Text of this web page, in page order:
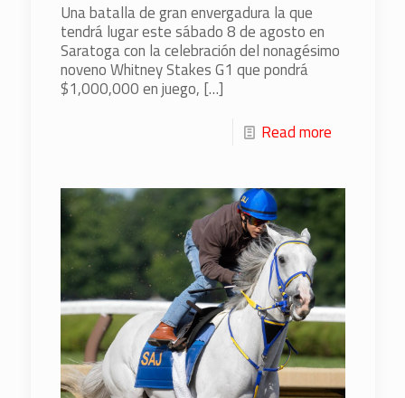
Una batalla de gran envergadura la que
tendrá lugar este sábado 8 de agosto en
Saratoga con la celebración del nonagésimo
noveno Whitney Stakes G1 que pondrá
$1,000,000 en juego, […]
Read more